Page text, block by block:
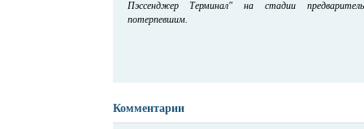
Пэссенджер Терминал" на стадии
потерпевшим.
Комментарии